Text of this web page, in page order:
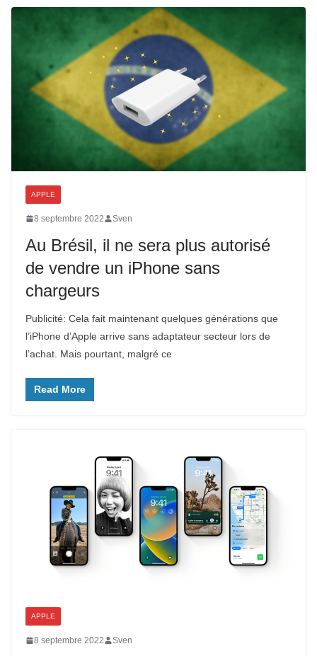
APPLE
8 septembre 2022 Sven
Au Brésil, il ne sera plus autorisé
de vendre un iPhone sans
chargeurs
Publicité: Cela fait maintenant quelques générations que
l’iPhone d’Apple arrive sans adaptateur secteur lors de
l’achat. Mais pourtant, malgré ce
Read More
APPLE
8 septembre 2022 Sven